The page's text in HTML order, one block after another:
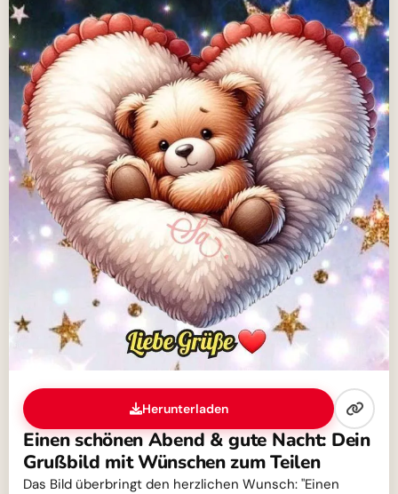
Herunterladen
Einen schönen Abend & gute Nacht: Dein
Grußbild mit Wünschen zum Teilen
Das Bild überbringt den herzlichen Wunsch: "Einen